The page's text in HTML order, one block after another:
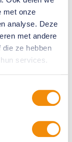
met onze
analyse. Deze
met andere
ze hebben
services.